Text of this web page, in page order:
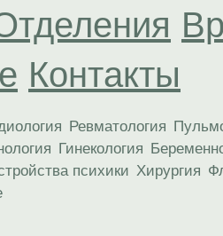
Контакты
Ревматология
Гинекология
психики Хирургия